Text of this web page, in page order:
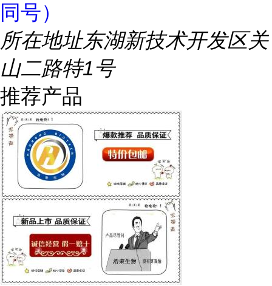
同号）
所在地址东湖新技术开发区关
山二路特1号
推荐产品